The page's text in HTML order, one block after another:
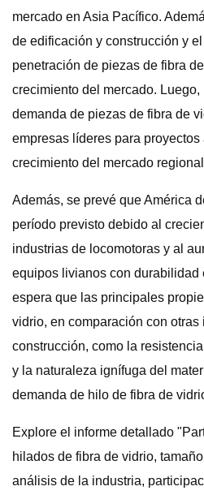
mercado en Asia Pacífico.
de edificación y construcción y
penetración de piezas de fibra
crecimiento del mercado. Luego,
demanda de piezas de fibra de
empresas líderes para proyectos
crecimiento del mercado
Además, se prevé que América
período previsto debido al
industrias de locomotoras y al
equipos livianos con durabilidad
espera que las principales
vidrio, en comparación con otras
construcción, como la
y la naturaleza ignífuga del
demanda de hilo de fibra de
Explore el informe detallado
hilados de fibra de vidrio,
análisis de la industria,